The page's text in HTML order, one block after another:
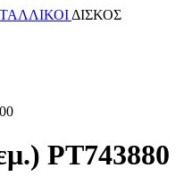
ΔΙΣΚΟΣ
PT743880